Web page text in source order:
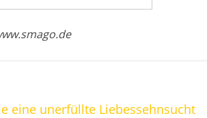
eine unerfüllte Liebessehnsucht